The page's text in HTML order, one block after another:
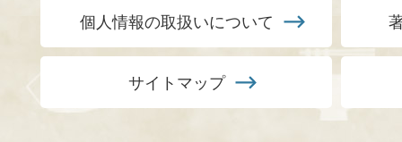
個人情報の取扱いについて
サイトマップ